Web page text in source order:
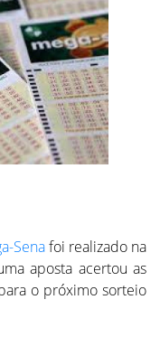
Senafoi realizado na
aposta acertou as
o próximo sorteio